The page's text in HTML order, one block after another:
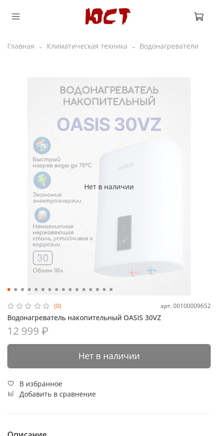
Главная Климатическая техника Водонагреватели
Нет в наличии
(0) арт. 00100009652
Водонагреватель накопительный OASIS 30VZ
12 999 ₽
Нет в наличии
В избранное
Добавить в сравнение